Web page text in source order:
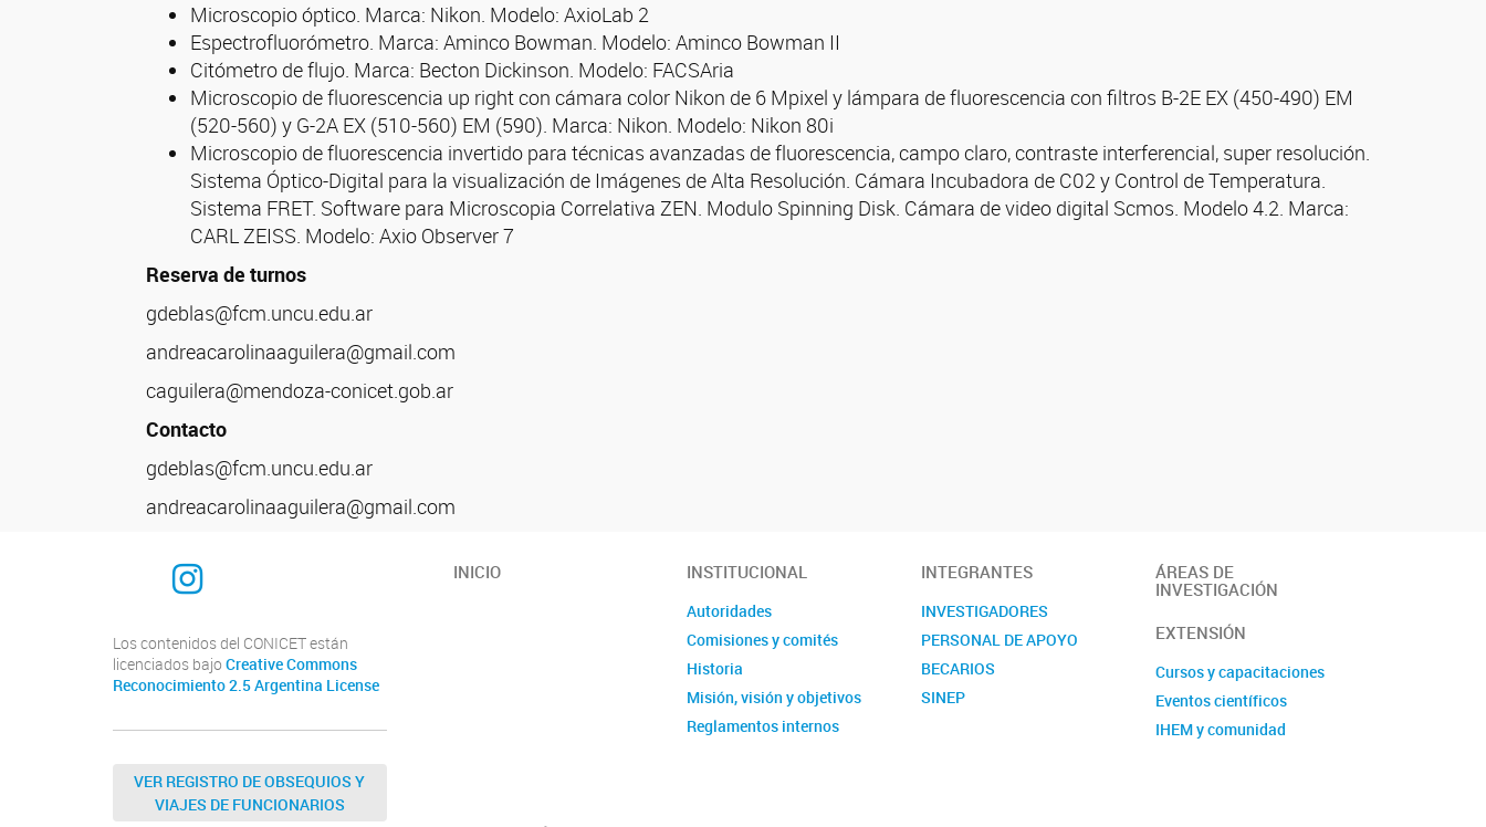
Microscopio óptico. Marca: Nikon. Modelo: AxioLab 2
Espectrofluorómetro. Marca: Aminco Bowman. Modelo: Aminco Bowman II
Citómetro de flujo. Marca: Becton Dickinson. Modelo: FACSAria
Microscopio de fluorescencia up right con cámara color Nikon de 6 Mpixel y lámpara de fluorescencia con filtros B-2E EX (450-490) EM
(520-560) y G-2A EX (510-560) EM (590). Marca: Nikon. Modelo: Nikon 80i
Microscopio de fluorescencia invertido para técnicas avanzadas de fluorescencia, campo claro, contraste interferencial, super resolución.
Sistema Óptico-Digital para la visualización de Imágenes de Alta Resolución. Cámara Incubadora de C02 y Control de Temperatura.
Sistema FRET. Software para Microscopia Correlativa ZEN. Modulo Spinning Disk. Cámara de video digital Scmos. Modelo 4.2. Marca:
CARL ZEISS. Modelo: Axio Observer 7
Reserva de turnos
gdeblas@fcm.uncu.edu.ar
andreacarolinaaguilera@gmail.com
caguilera@mendoza-conicet.gob.ar
Contacto
gdeblas@fcm.uncu.edu.ar
andreacarolinaaguilera@gmail.com
Instagram
Los contenidos del CONICET están
licenciados bajo Creative Commons
Reconocimiento 2.5 Argentina License
VER REGISTRO DE OBSEQUIOS Y
VIAJES DE FUNCIONARIOS
INICIO INSTITUCIONAL
Autoridades
Comisiones y comités
Historia
Misión, visión y objetivos
Reglamentos internos
INTEGRANTES
INVESTIGADORES
PERSONAL DE APOYO
BECARIOS
SINEP
ÁREAS DE
INVESTIGACIÓN
EXTENSIÓN
Cursos y capacitaciones
Eventos científicos
IHEM y comunidad